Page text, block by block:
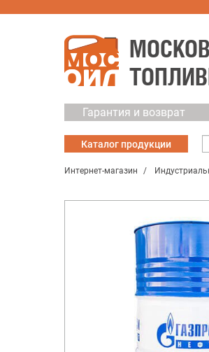
Гарантия и возврат
Каталог продукции
Интернет-магазин